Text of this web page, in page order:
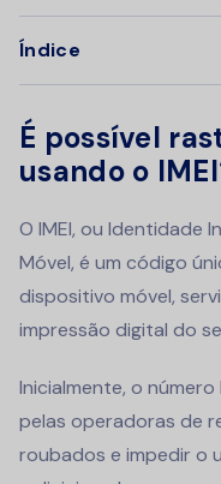
Índice
É possível
usando o
O IMEI, ou Identidade
Móvel, é um código
dispositivo móvel,
impressão digital do
Inicialmente, o
pelas operadoras de
roubados e impedir o